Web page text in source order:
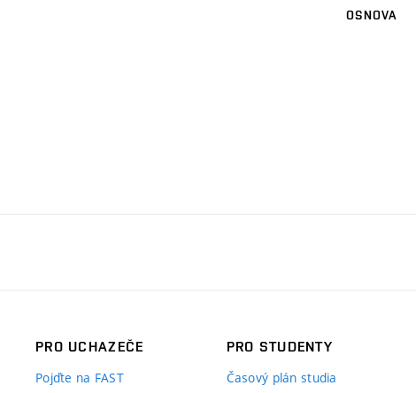
OSNOVA
PRO UCHAZEČE
Pojďte na FAST
PRO STUDENTY
Časový plán studia